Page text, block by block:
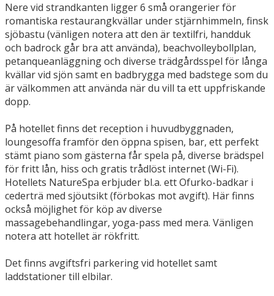
Nere vid strandkanten ligger 6 små orangerier för
romantiska restaurangkvällar under stjärnhimmeln, finsk
sjöbastu (vänligen notera att den är textilfri, handduk
och badrock går bra att använda), beachvolleybollplan,
petanqueanläggning och diverse trädgårdsspel för långa
kvällar vid sjön samt en badbrygga med badstege som du
är välkommen att använda när du vill ta ett uppfriskande
dopp.
På hotellet finns det reception i huvudbyggnaden,
loungesoffa framför den öppna spisen, bar, ett perfekt
stämt piano som gästerna får spela på, diverse brädspel
för fritt lån, hiss och gratis trådlöst internet (Wi-Fi).
Hotellets NatureSpa erbjuder bl.a. ett Ofurko-badkar i
cederträ med sjöutsikt (förbokas mot avgift). Här finns
också möjlighet för köp av diverse
massagebehandlingar, yoga-pass med mera. Vänligen
notera att hotellet är rökfritt.
Det finns avgiftsfri parkering vid hotellet samt
laddstationer till elbilar.